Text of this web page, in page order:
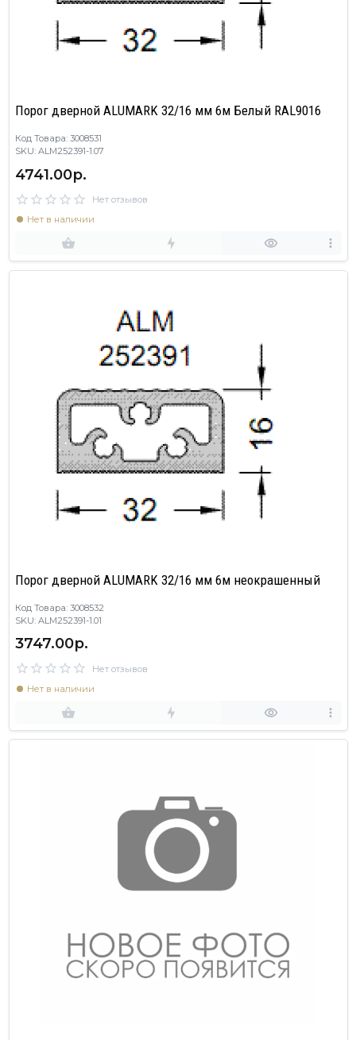
Порог дверной ALUMARK 32/16 мм 6м Белый RAL9016
Код Товара: 3008531
SKU: ALM252391-1.07
4741.00р.
Нет отзывов
Нет в наличии
Порог дверной ALUMARK 32/16 мм 6м неокрашенный
Код Товара: 3008532
SKU: ALM252391-1.01
3747.00р.
Нет отзывов
Нет в наличии